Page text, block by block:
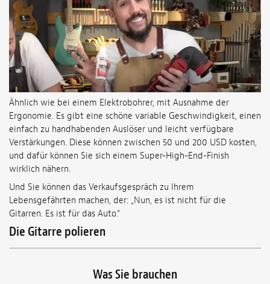
Ähnlich wie bei einem Elektrobohrer, mit Ausnahme der
Ergonomie. Es gibt eine schöne variable Geschwindigkeit, einen
einfach zu handhabenden Auslöser und leicht verfügbare
Verstärkungen. Diese können zwischen 50 und 200 USD kosten,
und dafür können Sie sich einem Super-High-End-Finish
wirklich nähern.
Und Sie können das Verkaufsgespräch zu Ihrem
Lebensgefährten machen, der: „Nun, es ist nicht für die
Gitarren. Es ist für das Auto.“
Die Gitarre polieren
Was Sie brauchen